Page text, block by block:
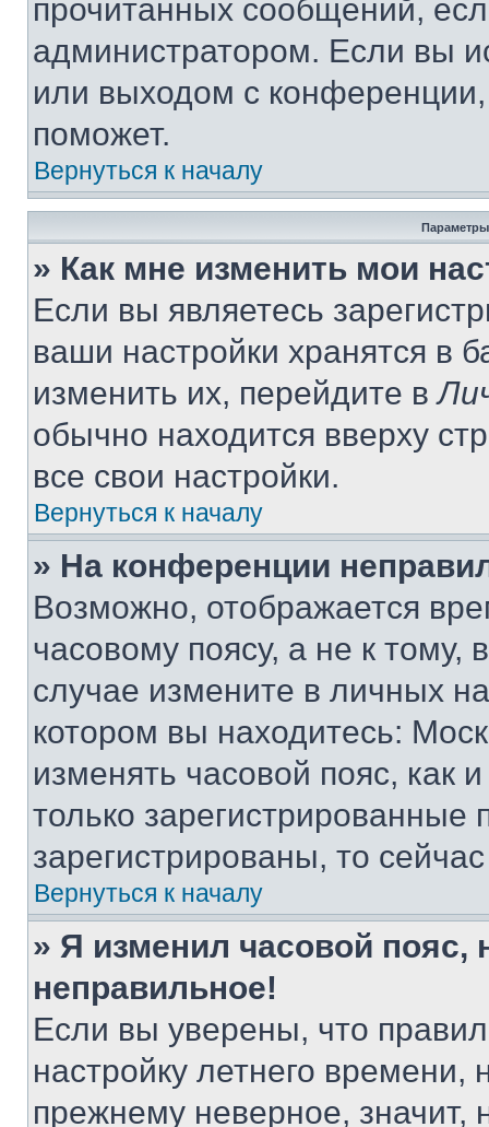
прочитанных сообщений,
администратором. Если вы
или выходом с
поможет.
Вернуться к началу
Параметры
» Как мне изменить мои
Если вы являетесь
ваши настройки хранятся в
изменить их, перейдите в
обычно находится вверху
все свои настройки.
Вернуться к началу
» На конференции
Возможно, отображается
часовому поясу, а не к тому,
случае измените в личных
котором вы находитесь:
изменять часовой пояс, как
только
зарегистрированы, то
Вернуться к началу
» Я изменил часовой пояс,
неправильное!
Если вы уверены, что
настройку летнего
прежнему неверное, значит,